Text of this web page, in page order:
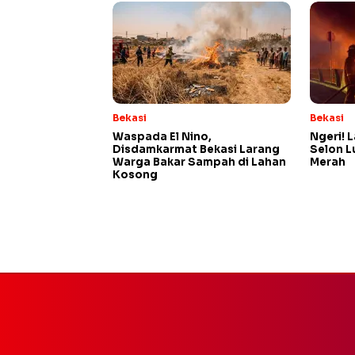
Bekasi
Waspada El Nino,
Disdamkarmat Bekasi Larang
Warga Bakar Sampah di Lahan
Kosong
Bekasi
Ngeri!
Selon
Merah